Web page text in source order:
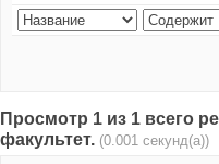
Просмотр 1 из 1 всего
факультет. (0.001 секунд(а))